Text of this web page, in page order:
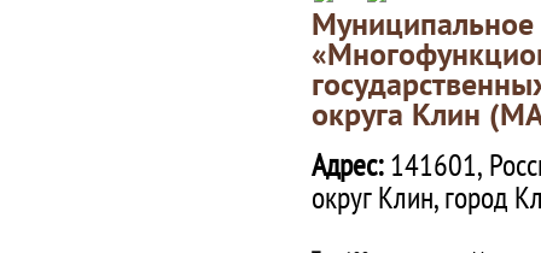
округа Клин
Адрес:141601,
округ Клин, город